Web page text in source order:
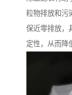
粒物排放和污
保近零排放，
定性，从而降